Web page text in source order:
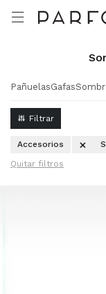

PañuelasGafas
Accesorios
Quitar filtros